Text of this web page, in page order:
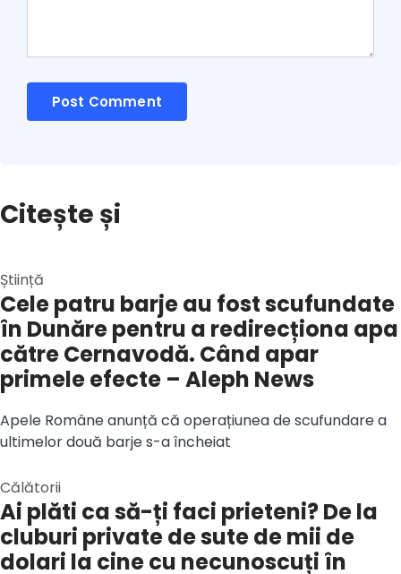
Citește și
Știință
Cele patru barje au fost scufundate
în Dunăre pentru a redirecționa apa
către Cernavodă. Când apar
primele efecte – Aleph News
Apele Române anunță că operațiunea de scufundare a
ultimelor două barje s-a încheiat
Călătorii
Ai plăti ca să-ți faci prieteni? De la
cluburi private de sute de mii de
dolari la cine cu necunoscuți în